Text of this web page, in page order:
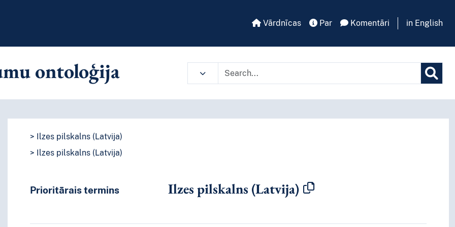
Vārdnīcas Par Komentāri in English
ontoloģija
vārdnīcas saturu pēc izvēlētā kritērija
Ilzes pilskalns (Latvija)
Ilzes pilskalns (Latvija)
Prioritārais termins Ilzes pilskalns (Latvija)